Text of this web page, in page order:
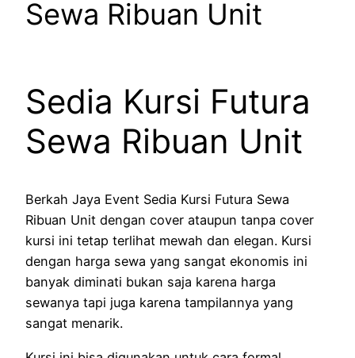
Sewa Ribuan Unit
Sedia Kursi Futura
Sewa Ribuan Unit
Berkah Jaya Event Sedia Kursi Futura Sewa
Ribuan Unit dengan cover ataupun tanpa cover
kursi ini tetap terlihat mewah dan elegan. Kursi
dengan harga sewa yang sangat ekonomis ini
banyak diminati bukan saja karena harga
sewanya tapi juga karena tampilannya yang
sangat menarik.